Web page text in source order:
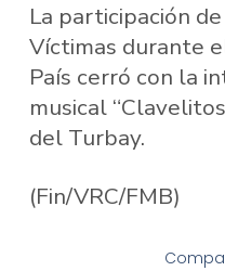
La participación
Víctimas durante
País cerró con la
musical
del Turbay.
(Fin/VRC/FMB)